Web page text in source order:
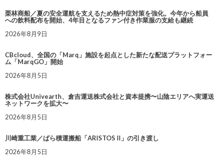
栗林商船／夏の安全運航を支えるため熱中症対策を強化。今年から船員
への飲料配布を開始、4年目となるファン付き作業服の支給も継続
2026年8月9日
CBcloud、全国の「Marq」施設を起点とした新たな配送プラットフォー
ム「MarqGO」開始
2026年8月5日
株式会社Univearth、倉吉運送株式会社と資本提携〜山陰エリアへ実運送
ネットワークを拡大〜
2026年8月5日
川崎重工業／ばら積運搬船「ARISTOS II」の引き渡し
2026年8月5日